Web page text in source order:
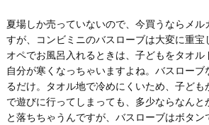
夏場しか売っていないので、今買うならメ
すが、コンビミニのバスローブは大変に重宝
オペでお風呂入れるときは、子どもをタオル
自分が寒くなっちゃいますよね。バスロー
るだけ。タオル地で冷めにくいため、子ど
で遊びに行ってしまっても、多少ならなん
と落ちちゃうんですが、バスローブはボタ